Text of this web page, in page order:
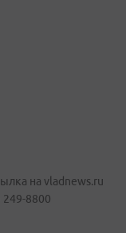
на vladnews.ru
249-8800